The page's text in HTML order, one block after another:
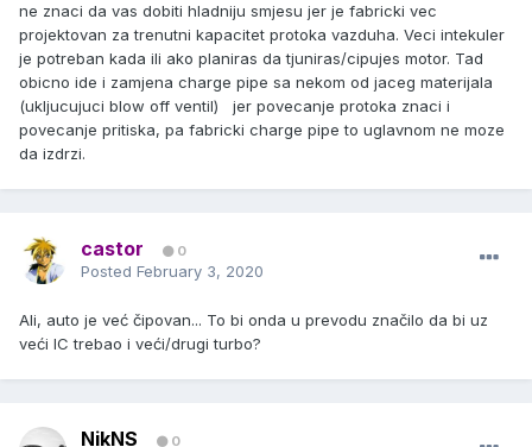
ne znaci da vas dobiti hladniju smjesu jer je fabricki vec
projektovan za trenutni kapacitet protoka vazduha. Veci intekuler
je potreban kada ili ako planiras da tjuniras/cipujes motor. Tad
obicno ide i zamjena charge pipe sa nekom od jaceg materijala
(ukljucujuci blow off ventil) jer povecanje protoka znaci i
povecanje pritiska, pa fabricki charge pipe to uglavnom ne moze
da izdrzi.
castor 0
Posted February 3, 2020
Ali, auto je već čipovan... To bi onda u prevodu značilo da bi uz
veći IC trebao i veći/drugi turbo?
NikNS 0